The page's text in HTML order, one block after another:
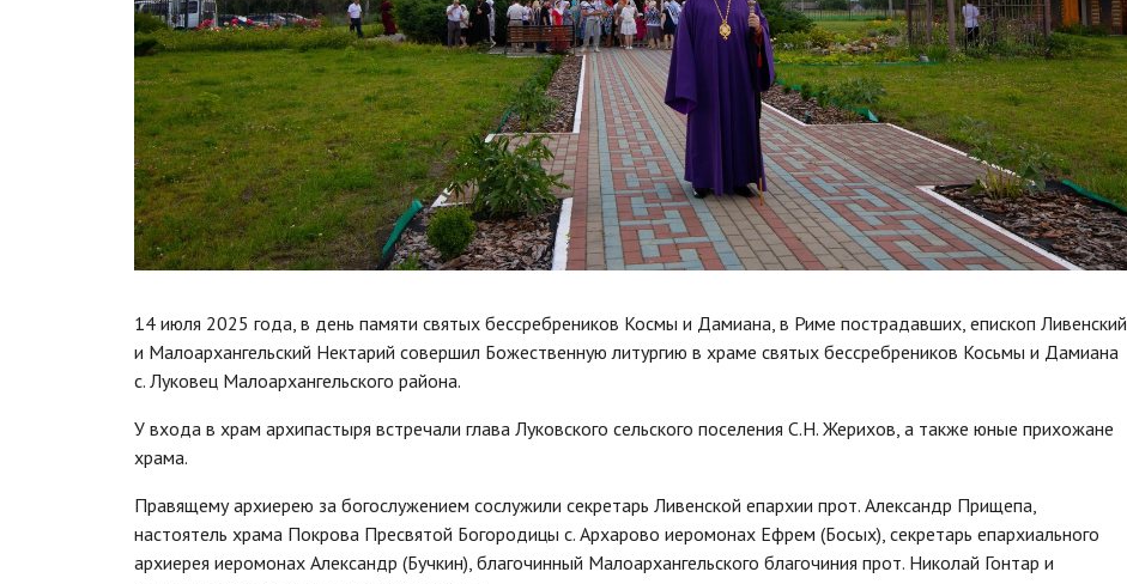
14 июля 2025 года, в день памяти святых бессребреников Космы и Дамиана, в Риме пострадавших, епископ Ливенский
и Малоархангельский Нектарий совершил Божественную литургию в храме святых бессребреников Косьмы и Дамиана
с. Луковец Малоархангельского района.
У входа в храм архипастыря встречали глава Луковского сельского поселения С.Н. Жерихов, а также юные прихожане
храма.
Правящему архиерею за богослужением сослужили секретарь Ливенской епархии прот. Александр Прищепа,
настоятель храма Покрова Пресвятой Богородицы с. Архарово иеромонах Ефрем (Босых), секретарь епархиального
архиерея иеромонах Александр (Бучкин), благочинный Малоархангельского благочиния прот. Николай Гонтар и